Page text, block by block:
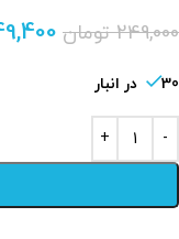
249,000 تومان
30 در انبار